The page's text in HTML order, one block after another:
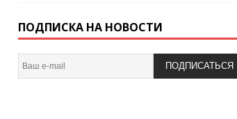
ПОДПИСКА НА НОВОСТИ
ПОДПИСАТЬСЯ